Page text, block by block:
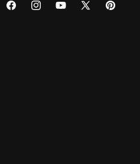
FacebookInstagramYouTube
X
Pinterest